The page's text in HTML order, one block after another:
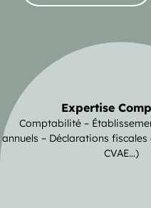
Expertise
Comptabilité –
annuels – Déclarations fiscales
CVAE…)